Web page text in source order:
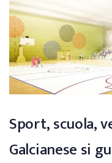
Sport, scuola,
Galcianese si